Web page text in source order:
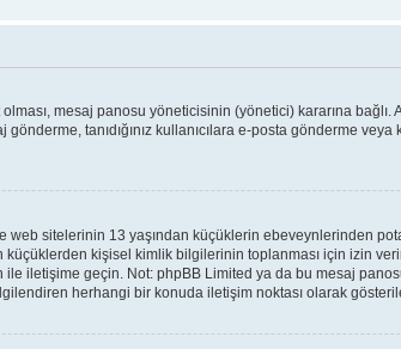
mesaj panosu yöneticisinin (yönetici) kararına
tanıdığınız kullanıcılara e-posta gönderme veya
sitelerinin 13 yaşından küçüklerin ebeveynlerinden
kişisel kimlik bilgilerinin toplanması için izin
iletişime geçin. Not: phpBB Limited ya da bu mesaj
herhangi bir konuda iletişim noktası olarak